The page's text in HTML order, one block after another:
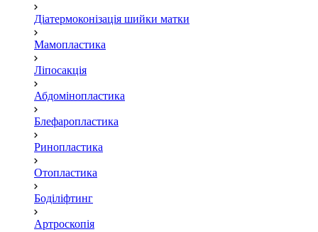
Діатермоконізація шийки матки
Мамопластика
Ліпосакція
Абдомінопластика
Блефаропластика
Ринопластика
Отопластика
Боділіфтинг
Артроскопія